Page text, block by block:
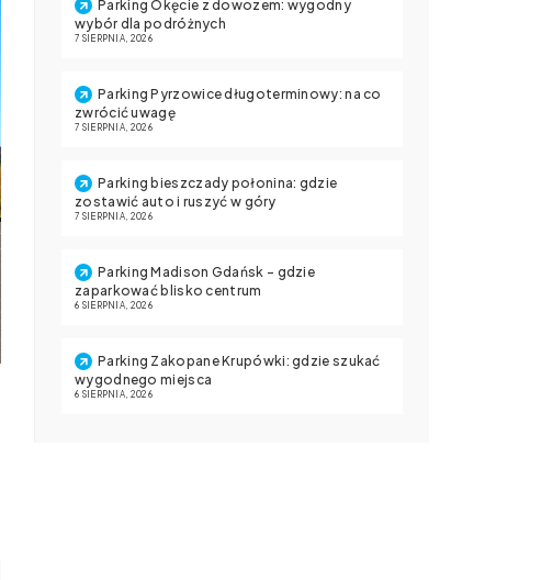
Parking Okęcie z dowozem: wygodny
wybór dla podróżnych
7 SIERPNIA, 2026
Parking Pyrzowice długoterminowy: na co
zwrócić uwagę
7 SIERPNIA, 2026
Parking bieszczady połonina: gdzie
zostawić auto i ruszyć w góry
7 SIERPNIA, 2026
Parking Madison Gdańsk – gdzie
zaparkować blisko centrum
6 SIERPNIA, 2026
Parking Zakopane Krupówki: gdzie szukać
wygodnego miejsca
6 SIERPNIA, 2026